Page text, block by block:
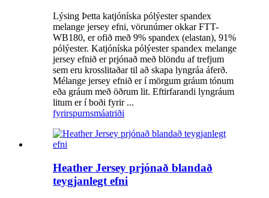
Lýsing Þetta katjóníska pólýester spandex
melange jersey efni, vörunúmer okkar FTT-
WB180, er ofið með 9% spandex (elastan), 91%
pólýester. Katjóníska pólýester spandex melange
jersey efnið er prjónað með blöndu af trefjum
sem eru krosslitaðar til að skapa lyngráa áferð.
Mélange jersey efnið er í mörgum gráum tónum
eða gráum með öðrum lit. Eftirfarandi lyngráum
litum er í boði fyrir ...
fyrirspurnsmáatriði
Heather Jersey prjónað blandað
teygjanlegt efni